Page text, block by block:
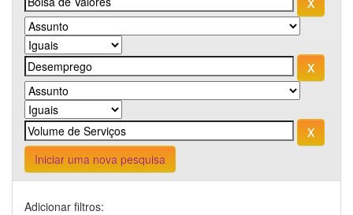
Iniciar uma nova pesquisa
Adicionar filtros: